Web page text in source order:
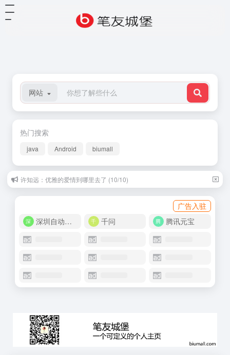
网站
热门搜索
java Android biumall
许知远：优雅的爱情到哪里去了 (10/10)
广告入驻
深圳自动化商城
千问 腾讯元宝